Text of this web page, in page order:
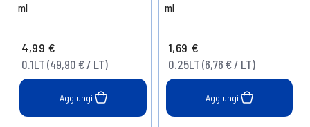
ml
4,99 €
0.1LT (49,90 € / LT)
Aggiungi
ml
1,69 €
0.25LT (6,76 € / LT)
Aggiungi